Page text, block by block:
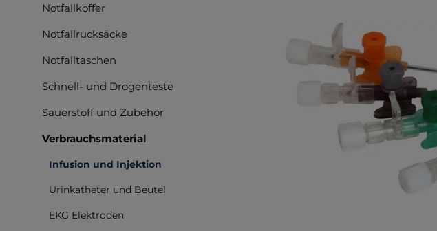
Notfallkoffer
Notfallrucksäcke
Notfalltaschen
Schnell- und Drogenteste
Sauerstoff und Zubehör
Verbrauchsmaterial
Infusion und Injektion
Urinkatheter und Beutel
EKG Elektroden